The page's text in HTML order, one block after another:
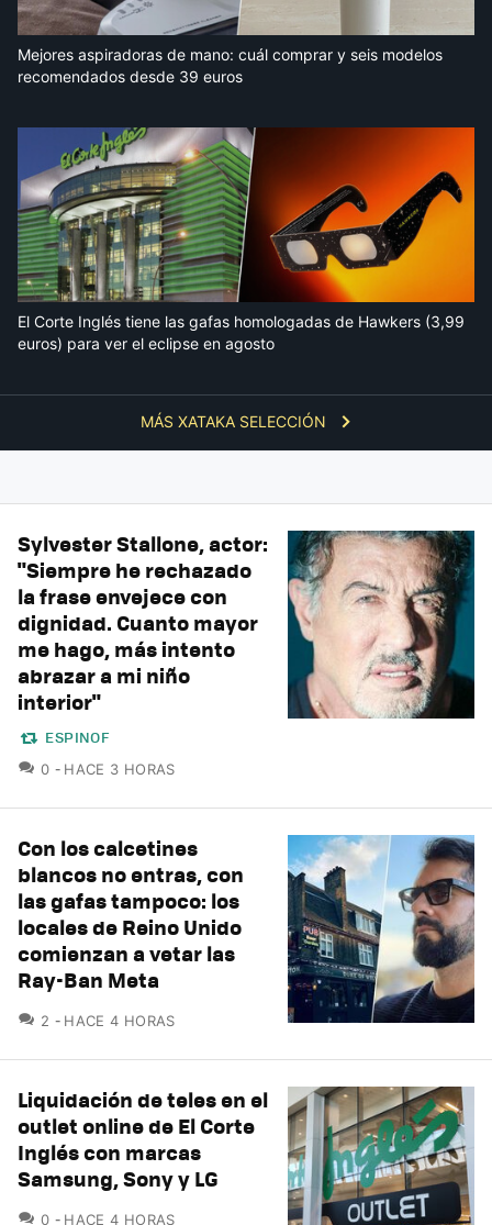
MÁS XATAKA SELECCIÓN
Mejores aspiradoras de mano: cuál comprar y seis modelos
recomendados desde 39 euros
El Corte Inglés tiene las gafas homologadas de Hawkers (3,99
euros) para ver el eclipse en agosto
Sylvester Stallone, actor:
"Siempre he rechazado
la frase envejece con
dignidad. Cuanto mayor
me hago, más intento
abrazar a mi niño
interior"
ESPINOF
0 COMENTARIOS
HACE 3 HORAS
Con los calcetines
blancos no entras, con
las gafas tampoco: los
locales de Reino Unido
comienzan a vetar las
Ray-Ban Meta
2 COMENTARIOS
HACE 4 HORAS
Liquidación de teles en el
outlet online de El Corte
Inglés con marcas
Samsung, Sony y LG
0 COMENTARIOS
HACE 4 HORAS